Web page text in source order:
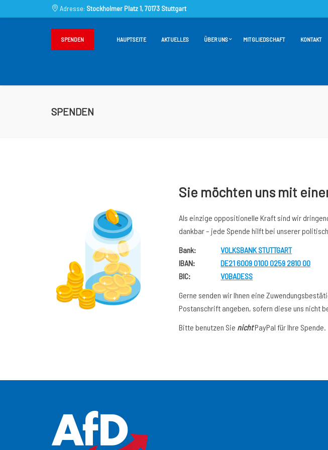
Adresse: Stockholmer Platz 1, 70173 Stuttgart
SPENDEN HAUPTSEITE AKTUELLES ÜBER UNS MITGLIEDSCHAFT KONTAKT
SPENDEN
Sie möchten uns mit
Als einzige oppositionelle Kraft sind wir
dankbar – jede Spende hilft bei unserer
Bank:
IBAN:
BIC:
VOLKSBANK STUTTGART
DE21 6009 0100 0259 2810 00
VOBADESS
Gerne senden wir Ihnen eine
Postanschrift angeben, sofern diese uns nicht
Bitte benutzen Sie nichtPayPal für Ihre Spende.